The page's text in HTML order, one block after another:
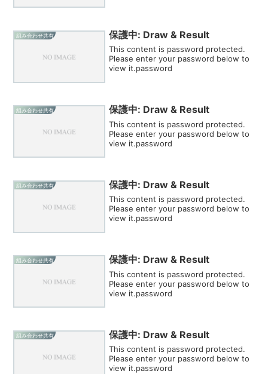
組み合わせ共有 保護中: Draw & Result
This content is password protected.
Please enter your password below to
view it.password
組み合わせ共有 保護中: Draw & Result
This content is password protected.
Please enter your password below to
view it.password
組み合わせ共有 保護中: Draw & Result
This content is password protected.
Please enter your password below to
view it.password
組み合わせ共有 保護中: Draw & Result
This content is password protected.
Please enter your password below to
view it.password
組み合わせ共有 保護中: Draw & Result
This content is password protected.
Please enter your password below to
view it.password